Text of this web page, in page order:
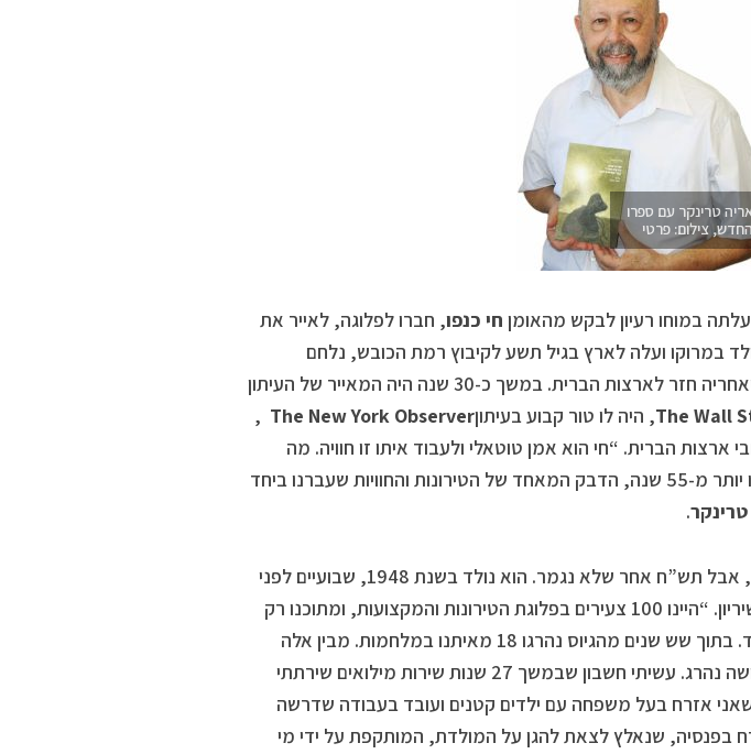
טרינקר עם ספרו
החדש, צילום: פרטי
במוחו רעיון לבקש מהאומן חי כנפו, חברו לפלוגה, לאייר את
במרוקו ועלה לארץ בגיל תשע לקיבוץ רמת הכובש, נלחם
במלחמות ששת הימים ויום הכיפורים שאחריה חזר לארצות הברית. במשך כ-30 שנה היה המאייר של העיתון
The Wall, היה לו טור קבוע בעיתוןThe New York Observer
,
ארצות הברית. “חי הוא אמן טוטאלי ולעבוד איתו זו חוויה. מה
שיפה ומדהים זה שלמרות שלא נפגשנו יותר מ-55 שנה, הדבק המאחד של הטירונות והחוויות שעברנו ביחד
טרינקר.
הוא מרגיש שהוא וחבריו הם דור תש”ח, אבל תש”ח אחר שלא נגמר. הוא נולד בשנת 1948, שבועיים לפני
הכרזת העצמאות, ובגיל 18 התגייס לשיריון. “היינו 100 צעירים בפלוגת הטירונות והמקצועות, ומתוכנו רק
שניים חתמו קבע לתקופות קצרות מאוד. בתוך שש שנים מהגיוס נהרגו 18 מאיתנו במלחמות. מבין אלה
שהמשיכו לקורס קצינים אחד מכל שלושה נהרג. עשיתי חשבון שבמשך 27 שנות שירות מילואים שירתתי
אזרח בעל משפחה עם ילדים קטנים ועובד בעבודה שדרשה
בפנסיה, שנאלץ לצאת להגן על המולדת, המותקפת על ידי מי